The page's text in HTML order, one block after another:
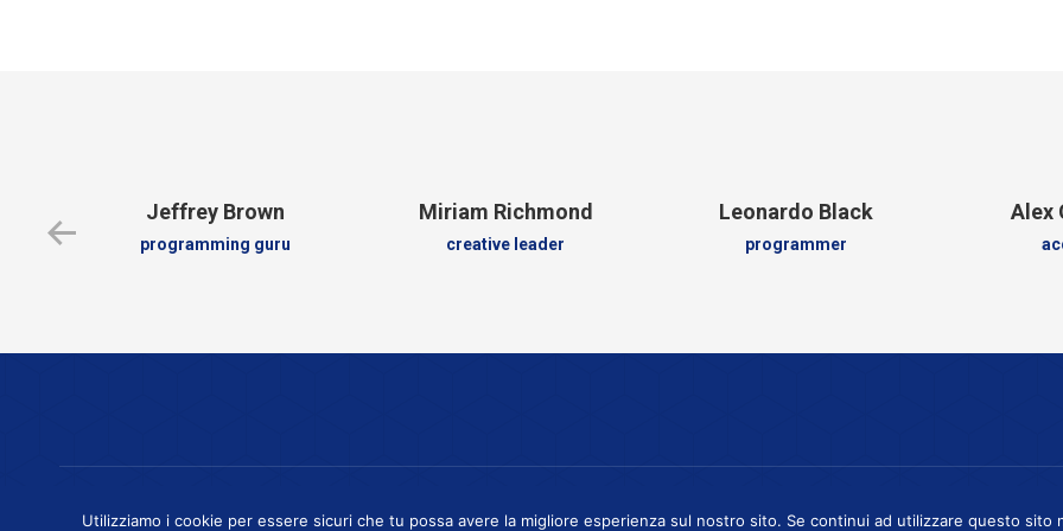
Jeffrey Brown
programming guru
Miriam Richmond
creative leader
Leonardo Black
programmer
Alex
G.Milani S.a.s - Via Cavaglietto, 25 28010 Cavaglio d`Agogna (NO) - P.Iva 02626650036 - Privacy Policy
Utilizziamo i cookie per essere sicuri che tu possa avere la migliore esperienza sul nostro sito. Se continui ad utilizzare questo sito